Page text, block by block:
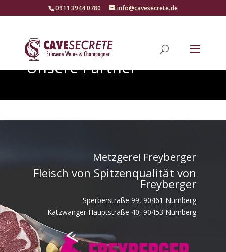
‭0911 3944 0780‬ info@cavesecrete.de
Unsere Partner
Metzgerei Freyberger
Fleisch von Spitzenqualität von
Freyberger
Sperberstraße 99, 90461 Nürnberg
Katzwanger Hauptstraße 40, 90453 Nürnberg